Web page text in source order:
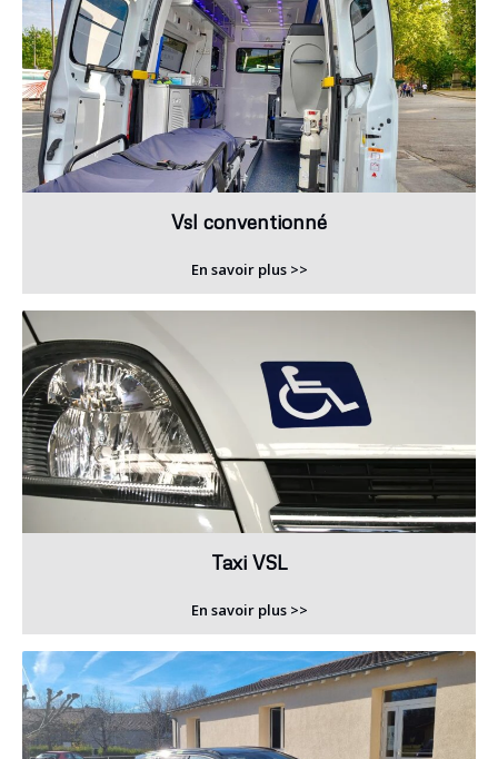
Vsl conventionné
En savoir plus >>
Taxi VSL
En savoir plus >>